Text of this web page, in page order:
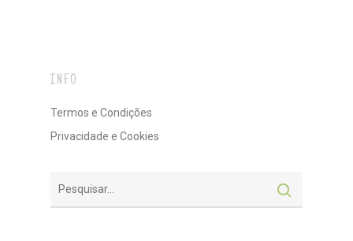
INFO
Termos e Condições
Privacidade e Cookies